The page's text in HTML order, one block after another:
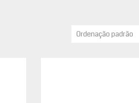
Ordenação padrão